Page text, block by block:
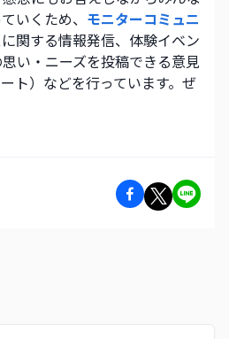
いくため、 モニターコミュニ
関する情報発信、体験イベン
い・ニーズを投稿できる意見
ト）などを行っています。ぜ